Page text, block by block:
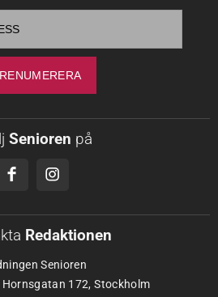
Senioren på
Redaktionen
Senioren
Hornsgatan 172, Stockholm